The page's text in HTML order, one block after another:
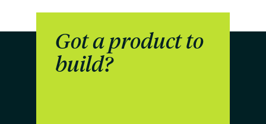
Got a product to
build?